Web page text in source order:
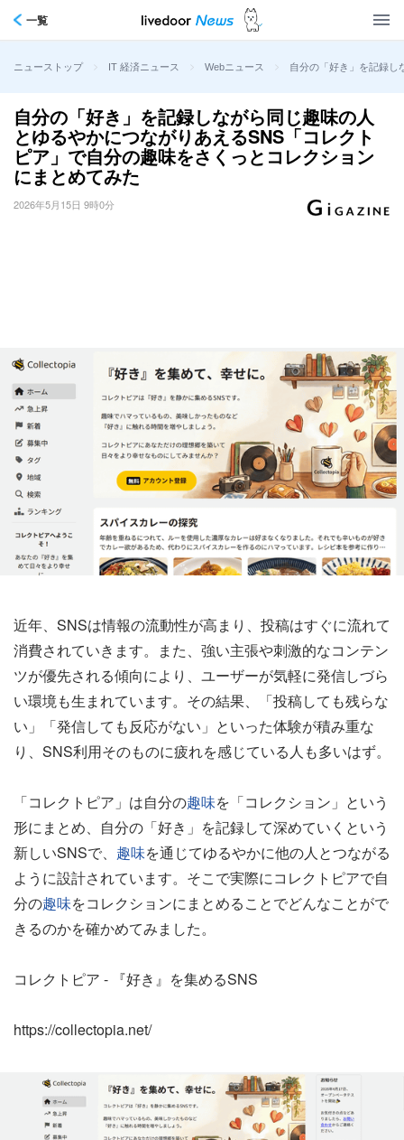
一覧
ニューストップ > IT 経済ニュース > Webニュース > 自分の「好き」を記録し
自分の「好き」を記録しながら同じ趣味の人
とゆるやかにつながりあえるSNS「コレクト
ピア」で自分の趣味をさくっとコレクション
にまとめてみた
2026年5月15日 9時0分
近年、SNSは情報の流動性が高まり、投稿はすぐに流れて
消費されていきます。また、強い主張や刺激的なコンテン
ツが優先される傾向により、ユーザーが気軽に発信しづら
い環境も生まれています。その結果、「投稿しても残らな
い」「発信しても反応がない」といった体験が積み重な
り、SNS利用そのものに疲れを感じている人も多いはず。
「コレクトピア」は自分の趣味を「コレクション」という
形にまとめ、自分の「好き」を記録して深めていくという
新しいSNSで、 趣味を通じてゆるやかに他の人とつながる
ように設計されています。そこで実際にコレクトピアで自
分の趣味をコレクションにまとめることでどんなことがで
きるのかを確かめてみました。
コレクトピア - 『好き』を集めるSNS
https://collectopia.net/